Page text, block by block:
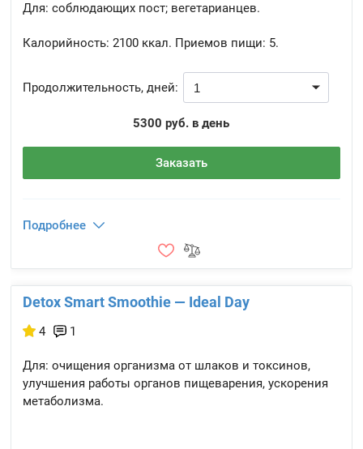
Для: соблюдающих пост; вегетарианцев.
Калорийность: 2100 ккал. Приемов пищи: 5.
Продолжительность, дней:
5300 руб. в день
Заказать
Подробнее
Detox Smart Smoothie — Ideal Day
4 1
Для: очищения организма от шлаков и токсинов,
улучшения работы органов пищеварения, ускорения
метаболизма.